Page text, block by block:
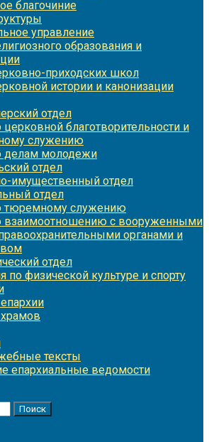
благочиние
управление
образования и
приходских школ
истории и канонизации
отдел
церковной благотворительности и
служению
делам молодежи
отдел
имущественный отдел
отдел
тюремному служению
взаимоотношению с вооруженными
органами и
отдел
по физической культуре и спорту
тексты
епархиальные ведомости